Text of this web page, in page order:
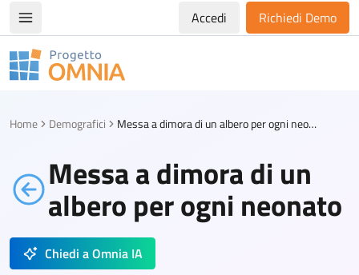
Apri/chiudi menù di navigazioneAccedi Richiedi Demo
Progetto Omnia
Home Demografici Messa a dimora di un albero per ogni neonato
Messa a dimora di un
albero per ogni neonato
Chiedi a Omnia IA